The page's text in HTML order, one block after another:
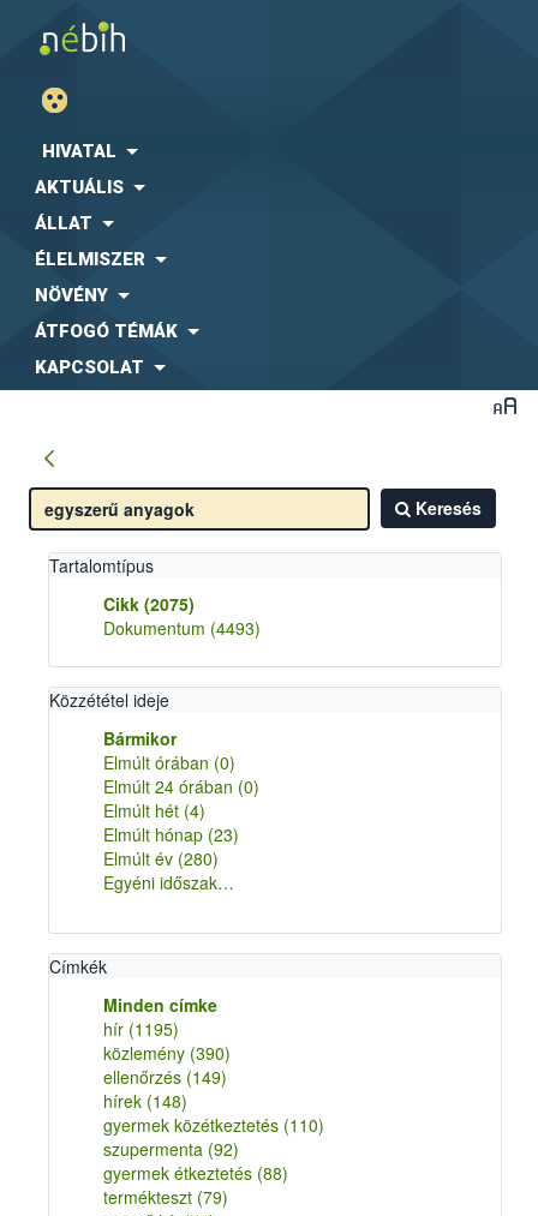
HIVATAL
AKTUÁLIS
ÁLLAT
ÉLELMISZER
NÖVÉNY
ÁTFOGÓ TÉMÁK
KAPCSOLAT
Keresés
Tartalomtípus
Cikk (2075)
Dokumentum (4493)
Közzététel ideje
Bármikor
Elmúlt órában (0)
Elmúlt 24 órában (0)
Elmúlt hét (4)
Elmúlt hónap (23)
Elmúlt év (280)
Egyéni időszak…
Címkék
Minden címke
hír (1195)
közlemény (390)
ellenőrzés (149)
hírek (148)
gyermek közétkeztetés (110)
szupermenta (92)
gyermek étkeztetés (88)
termékteszt (79)